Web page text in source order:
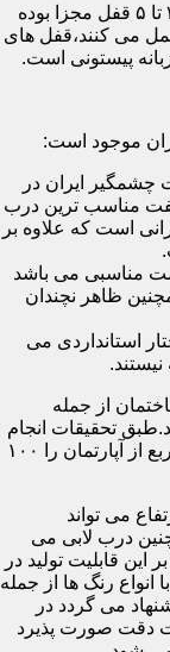
قفل مولتی پوینت:یا همان قفل مرکزی،ترکیب ۳ تا ۵ قفل مجزا بوده
می کنند،قفل های
موجود است:
ایران در
گفت مناسب ترین درب
است که علاوه بر
مناسبی می باشد
ظاهر نچندان
استانداردی می
از جمله
تحقیقات انجام
شده،درب لابی لوکس می تواند ارزش هر متر مربع از آپارتمان را ۱۰۰
می تواند
و همچنین درب لابی می
قابلیت تولید در
انواع رنگ ها از جمله
می گردد در
دقت صورت پذیرد